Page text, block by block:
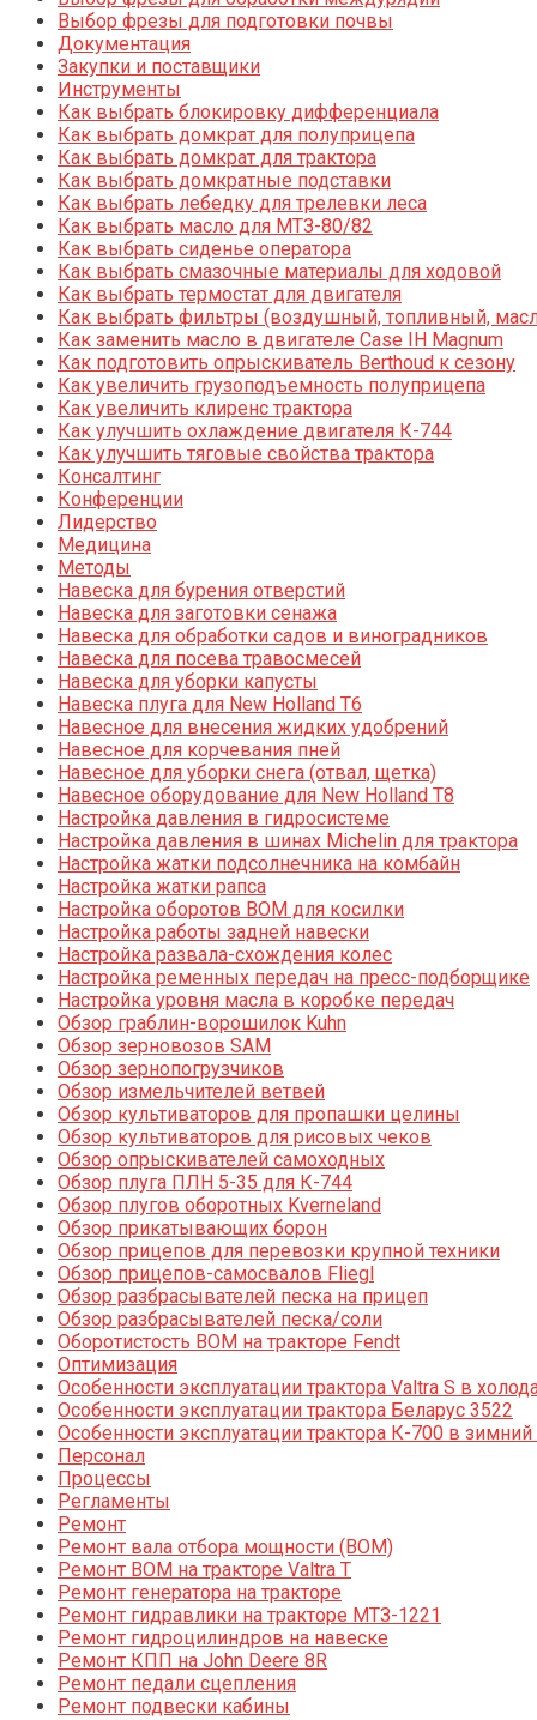
Выбор фрезы для подготовки почвы
Документация
Закупки и поставщики
Инструменты
Как выбрать блокировку дифференциала
Как выбрать домкрат для полуприцепа
Как выбрать домкрат для трактора
Как выбрать домкратные подставки
Как выбрать лебедку для трелевки леса
Как выбрать масло для МТЗ-80/82
Как выбрать сиденье оператора
Как выбрать смазочные материалы для ходовой
Как выбрать термостат для двигателя
Как выбрать фильтры (воздушный, топливный,
Как заменить масло в двигателе Case IH Magnum
Как подготовить опрыскиватель Berthoud к сезону
Как увеличить грузоподъемность полуприцепа
Как увеличить клиренс трактора
Как улучшить охлаждение двигателя К-744
Как улучшить тяговые свойства трактора
Консалтинг
Конференции
Лидерство
Медицина
Методы
Навеска для бурения отверстий
Навеска для заготовки сенажа
Навеска для обработки садов и виноградников
Навеска для посева травосмесей
Навеска для уборки капусты
Навеска плуга для New Holland T6
Навесное для внесения жидких удобрений
Навесное для корчевания пней
Навесное для уборки снега (отвал, щетка)
Навесное оборудование для New Holland T8
Настройка давления в гидросистеме
Настройка давления в шинах Michelin для трактора
Настройка жатки подсолнечника на комбайн
Настройка жатки рапса
Настройка оборотов ВОМ для косилки
Настройка работы задней навески
Настройка развала-схождения колес
Настройка ременных передач на пресс-подборщике
Настройка уровня масла в коробке передач
Обзор граблин-ворошилок Kuhn
Обзор зерновозов SAM
Обзор зернопогрузчиков
Обзор измельчителей ветвей
Обзор культиваторов для пропашки целины
Обзор культиваторов для рисовых чеков
Обзор опрыскивателей самоходных
Обзор плуга ПЛН 5-35 для К-744
Обзор плугов оборотных Kverneland
Обзор прикатывающих борон
Обзор прицепов для перевозки крупной техники
Обзор прицепов-самосвалов Fliegl
Обзор разбрасывателей песка на прицеп
Обзор разбрасывателей песка/соли
Оборотистость ВОМ на тракторе Fendt
Оптимизация
Особенности эксплуатации трактора Valtra S в
Особенности эксплуатации трактора Беларус 3522
Особенности эксплуатации трактора К-700 в
Персонал
Процессы
Регламенты
Ремонт
Ремонт вала отбора мощности (ВОМ)
Ремонт ВОМ на тракторе Valtra T
Ремонт генератора на тракторе
Ремонт гидравлики на тракторе МТЗ-1221
Ремонт гидроцилиндров на навеске
Ремонт КПП на John Deere 8R
Ремонт педали сцепления
Ремонт подвески кабины